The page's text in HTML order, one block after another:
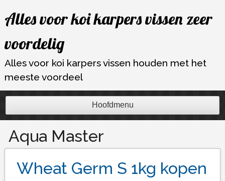
naar
inhoud
Alles voor koi karpers vissen zeer
voordelig
Alles voor koi karpers vissen houden met het
meeste voordeel
Hoofdmenu
Aqua Master
Wheat Germ S 1kg kopen